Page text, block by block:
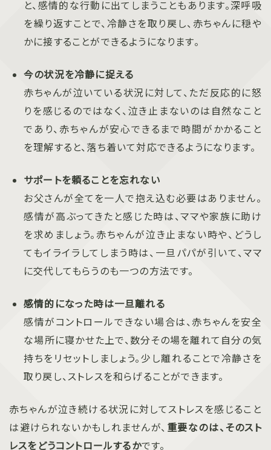
と、感情的な行動に出てしまうこともあります。深呼吸
を繰り返すことで、冷静さを取り戻し、赤ちゃんに穏や
かに接することができるようになります。
今の状況を冷静に捉える
赤ちゃんが泣いている状況に対して、ただ反応的に怒
りを感じるのではなく、泣き止まないのは自然なこと
であり、赤ちゃんが安心できるまで時間がかかること
を理解すると、落ち着いて対応できるようになります。
サポートを頼ることを忘れない
お父さんが全てを一人で抱え込む必要はありません。
感情が高ぶってきたと感じた時は、ママや家族に助け
を求めましょう。赤ちゃんが泣き止まない時や、どうし
てもイライラしてしまう時は、一旦パパが引いて、ママ
に交代してもらうのも一つの方法です。
感情的になった時は一旦離れる
感情がコントロールできない場合は、赤ちゃんを安全
な場所に寝かせた上で、数分その場を離れて自分の気
持ちをリセットしましょう。少し離れることで冷静さを
取り戻し、ストレスを和らげることができます。
赤ちゃんが泣き続ける状況に対してストレスを感じること
は避けられないかもしれませんが、 重要なのは、そのスト
レスをどうコントロールするかです。